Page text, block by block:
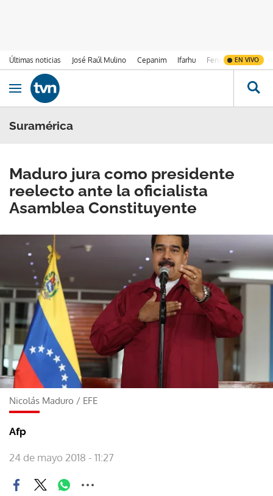
Últimas noticias José Raúl Mulino Cepanim Ifarhu Fenómeno de El
EN VIVO
Ir al contenido
Obrir navegació
Suramérica
Maduro jura como presidente
reelecto ante la oficialista
Asamblea Constituyente
Nicolás Maduro / EFE
Afp
24 de mayo 2018 - 11:27